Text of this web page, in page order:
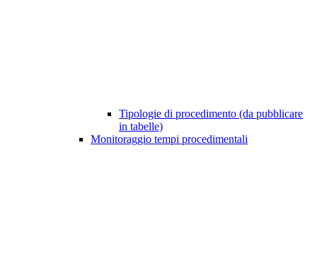
Tipologie di procedimento (da pubblicare
in tabelle)
Monitoraggio tempi procedimentali